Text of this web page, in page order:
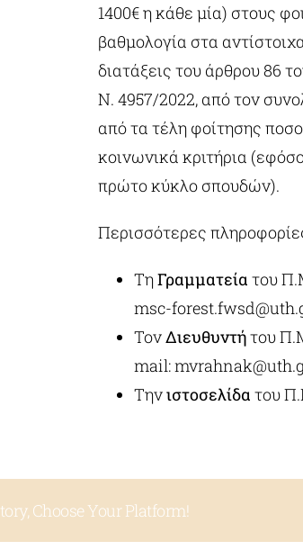
1400€ η κάθε μία) στους
βαθμολογία στα
διατάξεις του άρθρου 86
Ν. 4957/2022, από τον
από τα τέλη φοίτησης
κοινωνικά κριτήρια
πρώτο κύκλο σπουδών).
Περισσότερες
ΤηΓραμματεία του
msc-
ΤονΔιευθυντήτου
mail:
Τηνιστοσελίδα του
Choose Your Platform!